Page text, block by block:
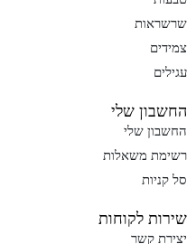
שרשראות
צמידים
עגילים
החשבון שלי
החשבון שלי
רשימת משאלות
סל קניות
שירות לקוחות
יצירת קשר